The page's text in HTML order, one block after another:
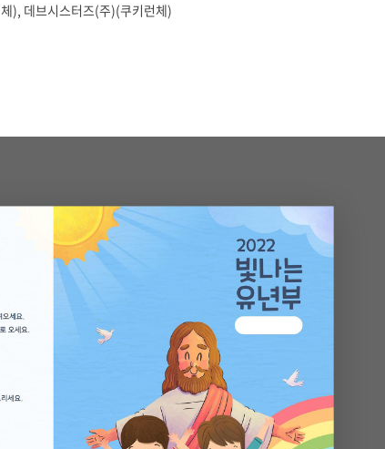
), 데브시스터즈(주)(쿠키런체)